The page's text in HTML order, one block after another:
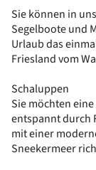
Sie können in
Segelboote und
Urlaub das
Friesland vom
Schaluppen
Sie möchten
entspannt durch
mit einer
Sneekermeer